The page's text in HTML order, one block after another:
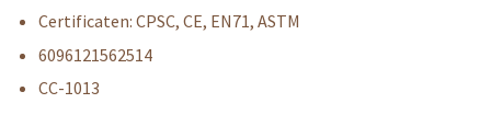
Certificaten: CPSC, CE, EN71, ASTM
6096121562514
CC-1013